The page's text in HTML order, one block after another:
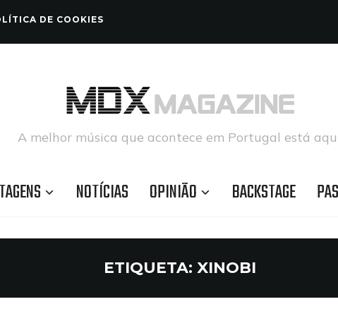
DE COOKIES
A melhor música que acontece em Portugal está
NOTÍCIAS OPINIÃO BACKSTAGE
ETIQUETA: XINOBI